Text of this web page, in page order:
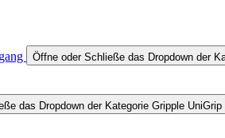
Öffne oder Schließe das Dropdown der
das Dropdown der Kategorie Gripple UniGrip